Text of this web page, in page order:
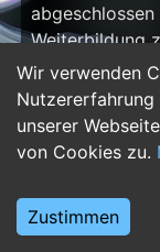
Wir verwenden
unserer
von Cookies zu.
Zustimmen
Weiterbildung
bist du auf
Hier findest du
Assistenzärzte
Inneren
deine Karriere
passende